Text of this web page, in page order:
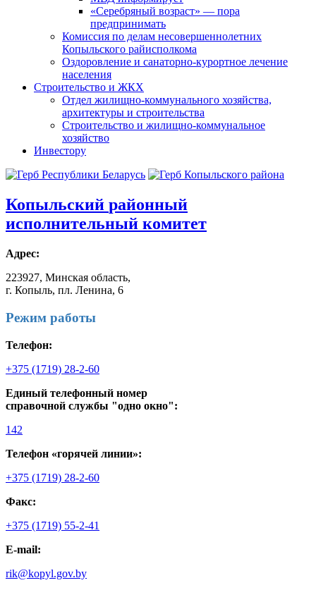
«Серебряный возраст» — пора
предпринимать
Комиссия по делам несовершеннолетних
Копыльского райисполкома
Оздоровление и санаторно-курортное лечение
населения
Строительство и ЖКХ
Отдел жилищно-коммунального хозяйства,
архитектуры и строительства
Строительство и жилищно-коммунальное
хозяйство
Инвестору
Копыльский районный
исполнительный комитет
Адрес:
223927, Минская область,
г. Копыль, пл. Ленина, 6
Режим работы
Телефон:
+375 (1719) 28-2-60
Единый телефонный номер
справочной службы "одно окно":
142
Телефон «горячей линии»:
+375 (1719) 28-2-60
Факс:
+375 (1719) 55-2-41
E-mail:
rik@kopyl.gov.by